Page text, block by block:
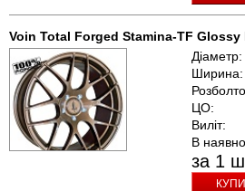
Voin Total Forged Stamina-TF Glossy
Діаметр:
Ширина:
ЦО:
Виліт:
В
за 1